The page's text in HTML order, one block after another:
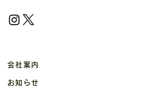
お知らせ
会社案内